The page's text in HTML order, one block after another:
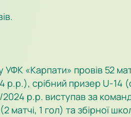
«Карпати» провів 52
р.р.), срібний призер U-14
р.р. виступав за
матчі, 1 гол) та збірної